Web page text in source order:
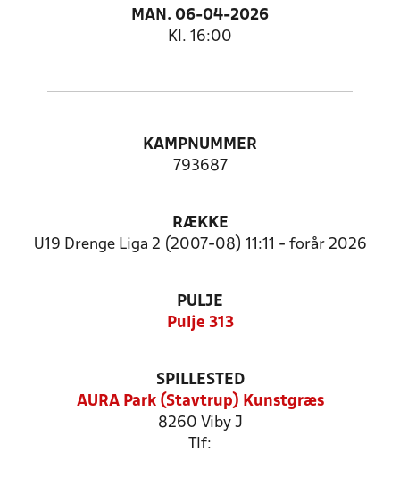
MAN. 06-04-2026
Kl. 16:00
KAMPNUMMER
793687
RÆKKE
U19 Drenge Liga 2 (2007-08) 11:11 - forår 2026
PULJE
Pulje 313
SPILLESTED
AURA Park (Stavtrup) Kunstgræs
8260 Viby J
Tlf: